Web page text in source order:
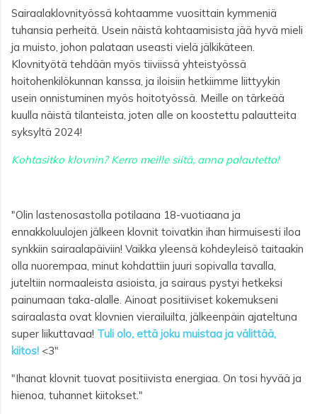
Sairaalaklovnityössä kohtaamme vuosittain kymmeniä
tuhansia perheitä. Usein näistä kohtaamisista jää hyvä mieli
ja muisto, johon palataan useasti vielä jälkikäteen.
Klovnityötä tehdään myös tiiviissä yhteistyössä
hoitohenkilökunnan kanssa, ja iloisiin hetkiimme liittyykin
usein onnistuminen myös hoitotyössä. Meille on tärkeää
kuulla näistä tilanteista, joten alle on koostettu palautteita
syksyltä 2024!
Kohtasitko klovnin? Kerro meille siitä, anna palautetta!
"Olin lastenosastolla potilaana 18-vuotiaana ja
ennakkoluulojen jälkeen klovnit toivatkin ihan hirmuisesti iloa
synkkiin sairaalapäiviin! Vaikka yleensä kohdeyleisö taitaakin
olla nuorempaa, minut kohdattiin juuri sopivalla tavalla,
juteltiin normaaleista asioista, ja sairaus pystyi hetkeksi
painumaan taka-alalle. Ainoat positiiviset kokemukseni
sairaalasta ovat klovnien vierailuilta, jälkeenpäin ajateltuna
super liikuttavaa! Tuli olo, että joku muistaa ja välittää,
kiitos! <3"
"Ihanat klovnit tuovat positiivista energiaa. On tosi hyvää ja
hienoa, tuhannet kiitokset."